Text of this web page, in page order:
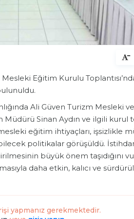
Eğitim Kurulu
Ali Güven Turizm Mesleki
Müdürü Sinan Aydın ve ilgili
eğitim ihtiyaçları, işsizlikle
politikalar görüşüldü.
büyük önem taşıdığını
daha etkin, kalıcı ve
yapmanız gerekmektedir.